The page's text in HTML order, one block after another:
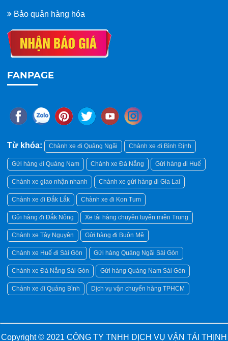
Bảo quản hàng hóa
FANPAGE
Từ khóa: Chành xe đi Quảng Ngãi Chành xe đi Bình Định
Gửi hàng đi Quảng Nam Chành xe Đà Nẵng Gửi hàng đi Huế
Chành xe giao nhận nhanh Chành xe gửi hàng đi Gia Lai
Chành xe đi Đắk Lắk Chành xe đi Kon Tum
Gửi hàng đi Đắk Nông Xe tải hàng chuyên tuyến miền Trung
Chành xe Tây Nguyên Gửi hàng đi Buôn Mê
Chành xe Huế đi Sài Gòn Gửi hàng Quảng Ngãi Sài Gòn
Chành xe Đà Nẵng Sài Gòn Gửi hàng Quảng Nam Sài Gòn
Chành xe đi Quảng Bình Dịch vụ vận chuyển hàng TPHCM
Copyright © 2021 CÔNG TY TNHH DỊCH VỤ VẬN TẢI THỊNH